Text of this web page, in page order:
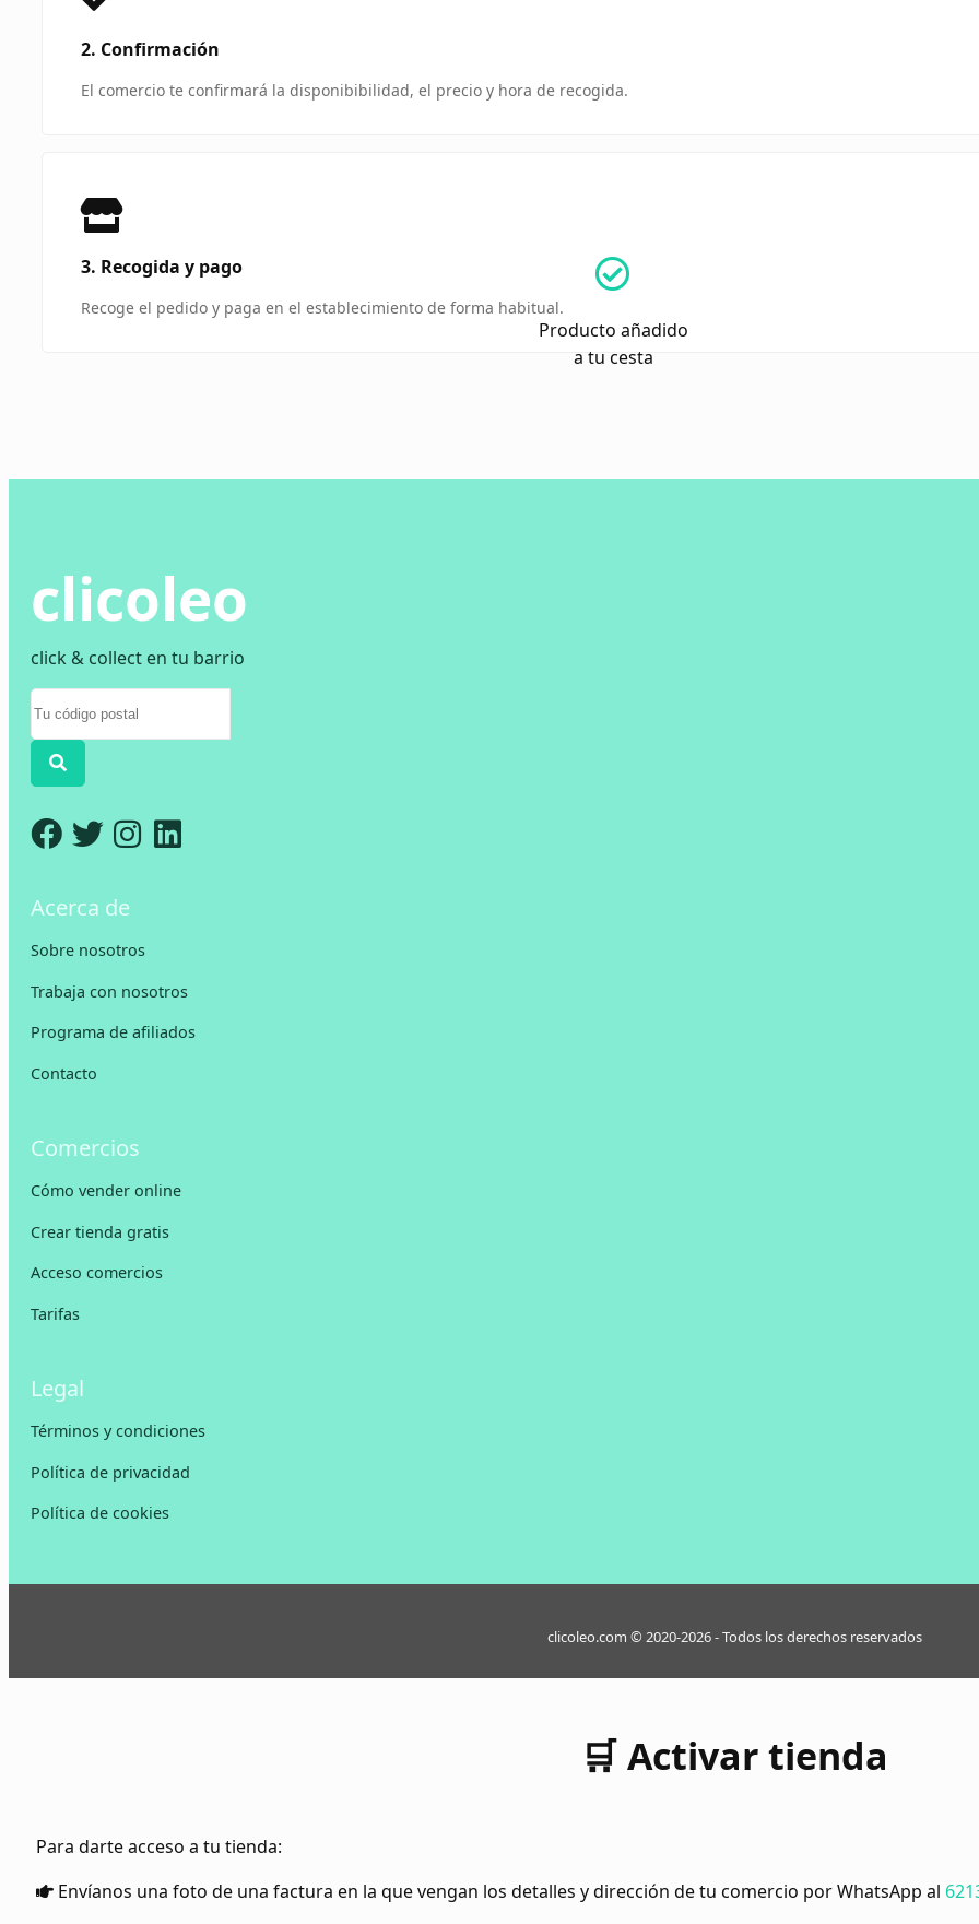
2. Confirmación
El comercio te confirmará la disponibibilidad, el precio y hora de recogida.
3. Recogida y pago
Recoge el pedido y paga en el establecimiento de forma habitual.
clicoleo
click & collect en tu barrio
Acerca de
Sobre nosotros
Trabaja con nosotros
Programa de afiliados
Contacto
Comercios
Cómo vender online
Crear tienda gratis
Acceso comercios
Tarifas
Legal
Términos y condiciones
Política de privacidad
Política de cookies
clicoleo.com © 2020-2026 - Todos los derechos reservados
Producto añadido
a tu cesta
🛒 Activar tienda
Para darte acceso a tu tienda:
Envíanos una foto de una factura en la que vengan los detalles y dirección de tu comercio por WhatsApp al